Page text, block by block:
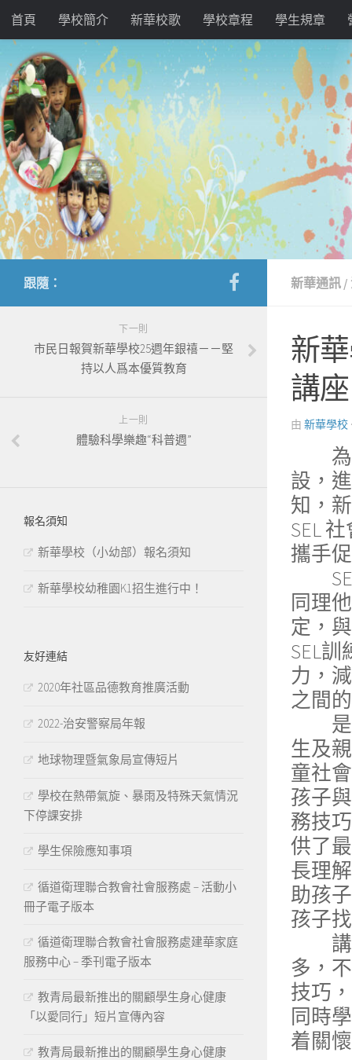
首頁 學校簡介 新華校歌 學校章程 學生規章
新華通訊 /
新
講
由 新華學校
為了
設，
知，
SEL
攜手
SEL
同理
定，
SEL
力，
之間
是次
生及
童社
孩子
務技
供了
長理
助孩
孩子
講
多，
技巧
同時
着關
跟隨：
下一則
市民日報賀新華學校25週年銀禧－－堅
持以人爲本優質教育
上一則
體驗科學樂趣“科普週”
報名須知
新華學校（小幼部）報名須知
新華學校幼稚園K1招生進行中！
友好連結
2020年社區品德教育推廣活動
2022-治安警察局年報
地球物理暨氣象局宣傳短片
學校在熱帶氣旋、暴雨及特殊天氣情況
下停課安排
學生保險應知事項
循道衛理聯合教會社會服務處 – 活動小
冊子電子版本
循道衛理聯合教會社會服務處建華家庭
服務中心 – 季刊電子版本
教青局最新推出的關顧學生身心健康
「以愛同行」短片宣傳內容
教青局最新推出的關顧學生身心健康